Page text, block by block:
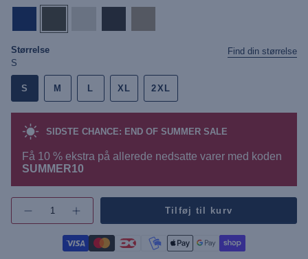
Størrelse
Find din størrelse
S
S M L XL 2XL
SIDSTE CHANCE: END OF SUMMER SALE
Få 10 % ekstra på allerede nedsatte varer med koden
SUMMER10
"decrease"=>"",
"multiples_of"=>"",
"minimum_of"=>"",
"maximum_of"=>""}
antallet
knap
-
Tilføj til kurv